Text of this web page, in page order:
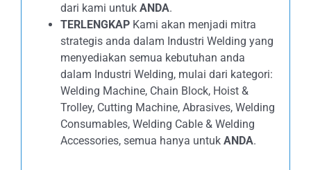
dari kami untuk ANDA.
TERLENGKAPKami akan menjadi mitra
strategis anda dalam Industri Welding yang
menyediakan semua kebutuhan anda
dalam Industri Welding, mulai dari kategori:
Welding Machine, Chain Block, Hoist &
Trolley, Cutting Machine, Abrasives, Welding
Consumables, Welding Cable & Welding
Accessories, semua hanya untuk ANDA.